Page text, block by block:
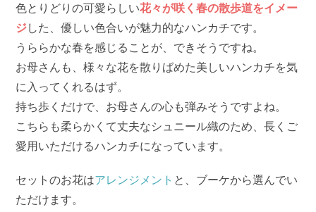
色とりどりの可愛らしい花々が咲く春の散歩道をイメー
ジした、優しい色合いが魅力的なハンカチです。
うららかな春を感じることが、できそうですね。
お母さんも、様々な花を散りばめた美しいハンカチを気
に入ってくれるはず。
持ち歩くだけで、お母さんの心も弾みそうですよね。
こちらも柔らかくて丈夫なシュニール織のため、長くご
愛用いただけるハンカチになっています。
セットのお花はアレンジメント と、ブーケから選んでい
ただけます。